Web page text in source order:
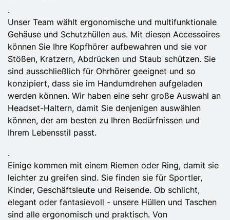
.
Unser Team wählt ergonomische und multifunktionale
Gehäuse und Schutzhüllen aus. Mit diesen Accessoires
können Sie Ihre Kopfhörer aufbewahren und sie vor
Stößen, Kratzern, Abdrücken und Staub schützen. Sie
sind ausschließlich für Ohrhörer geeignet und so
konzipiert, dass sie im Handumdrehen aufgeladen
werden können. Wir haben eine sehr große Auswahl an
Headset-Haltern, damit Sie denjenigen auswählen
können, der am besten zu Ihren Bedürfnissen und
Ihrem Lebensstil passt.
.
Einige kommen mit einem Riemen oder Ring, damit sie
leichter zu greifen sind. Sie finden sie für Sportler,
Kinder, Geschäftsleute und Reisende. Ob schlicht,
elegant oder fantasievoll - unsere Hüllen und Taschen
sind alle ergonomisch und praktisch. Von